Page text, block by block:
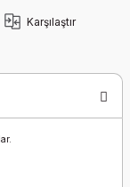
Karşılaştır